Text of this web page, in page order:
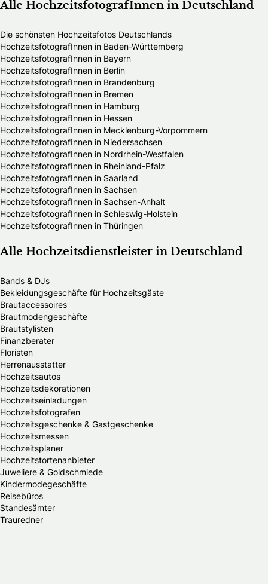
Alle HochzeitsfotografInnen in Deutschland
Die schönsten Hochzeitsfotos Deutschlands
HochzeitsfotografInnen in Baden-Württemberg
HochzeitsfotografInnen in Bayern
HochzeitsfotografInnen in Berlin
HochzeitsfotografInnen in Brandenburg
HochzeitsfotografInnen in Bremen
HochzeitsfotografInnen in Hamburg
HochzeitsfotografInnen in Hessen
HochzeitsfotografInnen in Mecklenburg-Vorpommern
HochzeitsfotografInnen in Niedersachsen
HochzeitsfotografInnen in Nordrhein-Westfalen
HochzeitsfotografInnen in Rheinland-Pfalz
HochzeitsfotografInnen in Saarland
HochzeitsfotografInnen in Sachsen
HochzeitsfotografInnen in Sachsen-Anhalt
HochzeitsfotografInnen in Schleswig-Holstein
HochzeitsfotografInnen in Thüringen
Alle Hochzeitsdienstleister in Deutschland
Bands & DJs
Bekleidungsgeschäfte für Hochzeitsgäste
Brautaccessoires
Brautmodengeschäfte
Brautstylisten
Finanzberater
Floristen
Herrenausstatter
Hochzeitsautos
Hochzeitsdekorationen
Hochzeitseinladungen
Hochzeitsfotografen
Hochzeitsgeschenke & Gastgeschenke
Hochzeitsmessen
Hochzeitsplaner
Hochzeitstortenanbieter
Juweliere & Goldschmiede
Kindermodegeschäfte
Reisebüros
Standesämter
Trauredner